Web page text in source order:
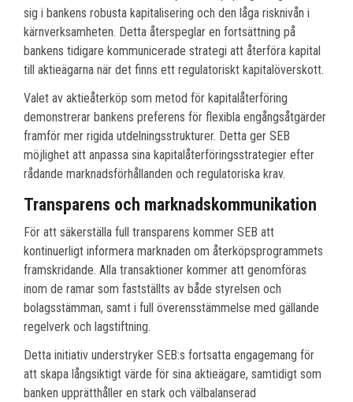
sig i bankens robusta kapitalisering och den låga risknivån i
kärnverksamheten. Detta återspeglar en fortsättning på
bankens tidigare kommunicerade strategi att återföra kapital
till aktieägarna när det finns ett regulatoriskt kapitalöverskott.
Valet av aktieåterköp som metod för kapitalåterföring
demonstrerar bankens preferens för flexibla engångsåtgärder
framför mer rigida utdelningsstrukturer. Detta ger SEB
möjlighet att anpassa sina kapitalåterföringsstrategier efter
rådande marknadsförhållanden och regulatoriska krav.
Transparens och marknadskommunikation
För att säkerställa full transparens kommer SEB att
kontinuerligt informera marknaden om återköpsprogrammets
framskridande. Alla transaktioner kommer att genomföras
inom de ramar som fastställts av både styrelsen och
bolagsstämman, samt i full överensstämmelse med gällande
regelverk och lagstiftning.
Detta initiativ understryker SEB:s fortsatta engagemang för
att skapa långsiktigt värde för sina aktieägare, samtidigt som
banken upprätthåller en stark och välbalanserad